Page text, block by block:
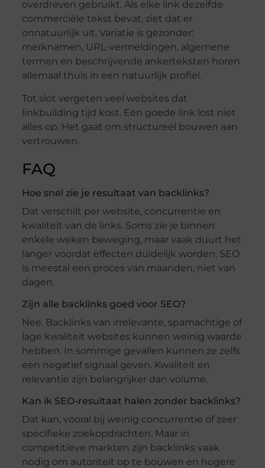
overdreven gebruikt. Als elke link dezelfde
commerciële tekst bevat, ziet dat er
onnatuurlijk uit. Variatie is gezonder:
merknamen, URL-vermeldingen, algemene
termen en beschrijvende ankerteksten horen
allemaal thuis in een natuurlijk profiel.
Tot slot vergeten veel websites dat
linkbuilding tijd kost. Eén goede link lost niet
alles op. Het gaat om structureel bouwen aan
vertrouwen.
FAQ
Hoe snel zie je resultaat van backlinks?
Dat verschilt per website, concurrentie en
kwaliteit van de links. Soms zie je binnen
enkele weken beweging, maar vaak duurt het
langer voordat effecten duidelijk worden. SEO
is meestal een proces van maanden, niet van
dagen.
Zijn alle backlinks goed voor SEO?
Nee. Backlinks van irrelevante, spamachtige of
lage kwaliteit websites kunnen weinig waarde
hebben. In sommige gevallen kunnen ze zelfs
een negatief signaal geven. Kwaliteit en
relevantie zijn belangrijker dan volume.
Kan ik SEO-resultaat halen zonder backlinks?
Dat kan, vooral bij weinig concurrentie of zeer
specifieke zoekopdrachten. Maar in
competitieve markten zijn backlinks vaak
nodig om autoriteit op te bouwen en hogere